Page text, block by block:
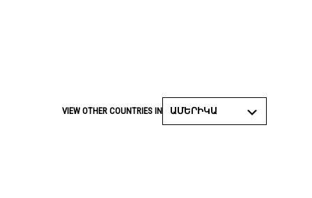
VIEW OTHER COUNTRIES IN ԱՄԵՐԻԿԱ